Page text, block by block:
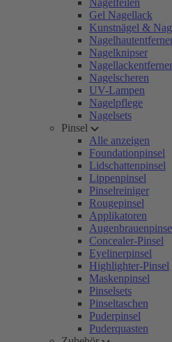
Nagelfeilen
Gel Nagellack
Kunstnägel &
Nagelknipser
Nagellackentferner
Nagelscheren
UV-Lampen
Nagelpflege
Nagelsets
Pinsel
Alle anzeigen
Foundationpinsel
Lidschattenpinsel
Lippenpinsel
Pinselreiniger
Rougepinsel
Applikatoren
Concealer-Pinsel
Eyelinerpinsel
Highlighter-Pinsel
Maskenpinsel
Pinselsets
Pinseltaschen
Puderpinsel
Puderquasten